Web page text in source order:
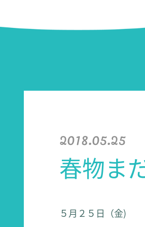
2018.05.25
春物ま
５月２５日（金)